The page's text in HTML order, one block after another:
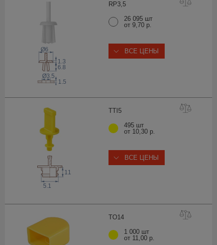
RP3,5
1.3
6.8
Ø6
Ø3.5
1.5
26 095 шт
от 9,70 р.
ВСЕ ЦЕНЫ
TT I5
11
5.1
495 шт
от 10,30 р.
ВСЕ ЦЕНЫ
TO14
1 000 шт
от 11,00 р.